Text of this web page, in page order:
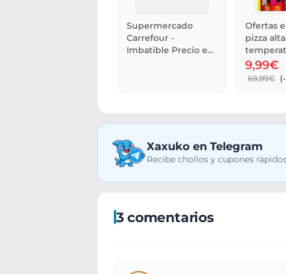
Supermercado
Carrefour -
Imbatible Precio en
Ofertas
pizza alta
0.99€ LIDL
9,99€
69,99€
Xaxuko en Telegram
Recibe chollos y cupones
3 comentarios